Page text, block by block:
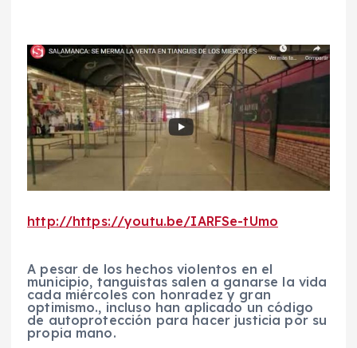
http://https://youtu.be/IARFSe-tUmo
A pesar de los hechos violentos en el
municipio, tanguistas salen a ganarse la vida
cada miércoles con honradez y gran
optimismo., incluso han aplicado un código
de autoprotección para hacer justicia por su
propia mano.